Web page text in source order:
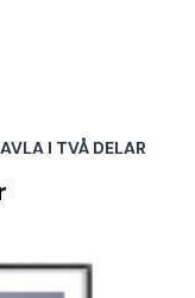
I TVÅ DELAR